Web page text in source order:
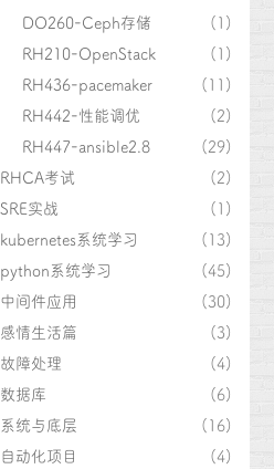
DO260-Ceph存储
(1)
RH210-OpenStack
(1)
RH436-pacemaker
(11)
RH442-性能调优
(2)
RH447-ansible2.8
(29)
RHCA考试
(2)
SRE实战
(1)
kubernetes系统学习
(13)
python系统学习
(45)
中间件应用
(30)
感情生活篇
(3)
故障处理
(4)
数据库
(6)
系统与底层
(16)
自动化项目
(4)